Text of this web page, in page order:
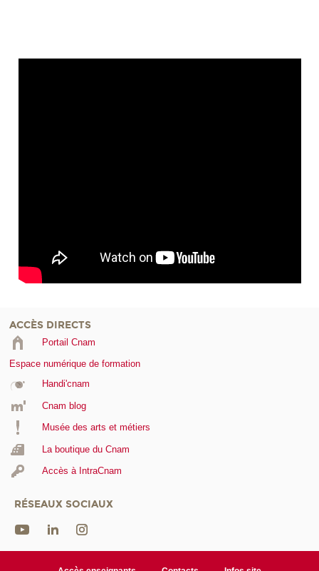
ACCÈS DIRECTS
Portail Cnam
Espace numérique de formation
Handi'cnam
Cnam blog
Musée des arts et métiers
La boutique du Cnam
Accès à IntraCnam
RÉSEAUX SOCIAUX